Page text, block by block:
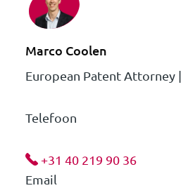
Marco Coolen
European Patent Attorney
Telefoon
+31 40 219 90 36
Email